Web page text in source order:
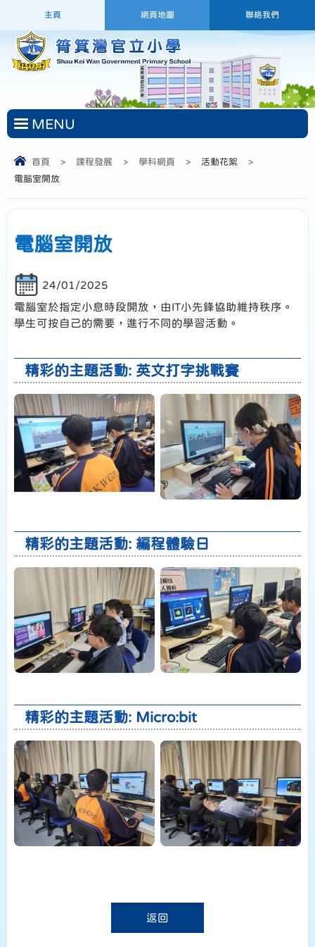
主頁 網頁地圖 聯絡我們
MENU
首頁 > 課程發展 > 學科網頁 > 活動花絮
>
電腦室開放
電腦室開放
24/01/2025
電腦室於指定小息時段開放，由IT小先鋒協助維持秩序。
學生可按自己的需要，進行不同的學習活動。
精彩的主題活動: 英文打字挑戰賽
精彩的主題活動: 編程體驗日
精彩的主題活動: Micro:bit
返回